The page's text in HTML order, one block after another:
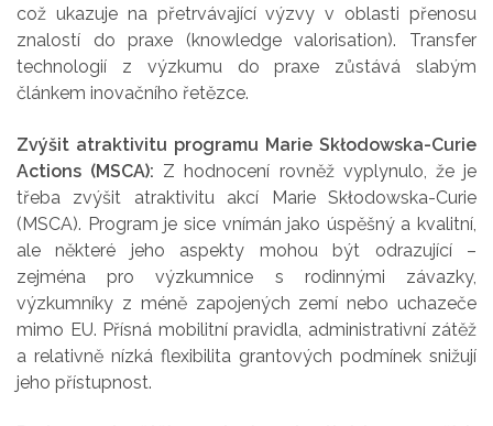
což ukazuje na přetrvávající výzvy v oblasti přenosu
znalostí do praxe (knowledge valorisation). Transfer
technologií z výzkumu do praxe zůstává slabým
článkem inovačního řetězce.
Zvýšit atraktivitu programu Marie Skłodowska-Curie
Actions (MSCA): Z hodnocení rovněž vyplynulo, že je
třeba zvýšit atraktivitu akcí Marie Skłodowska-Curie
(MSCA). Program je sice vnímán jako úspěšný a kvalitní,
ale některé jeho aspekty mohou být odrazující –
zejména pro výzkumnice s rodinnými závazky,
výzkumníky z méně zapojených zemí nebo uchazeče
mimo EU. Přísná mobilitní pravidla, administrativní zátěž
a relativně nízká flexibilita grantových podmínek snižují
jeho přístupnost.